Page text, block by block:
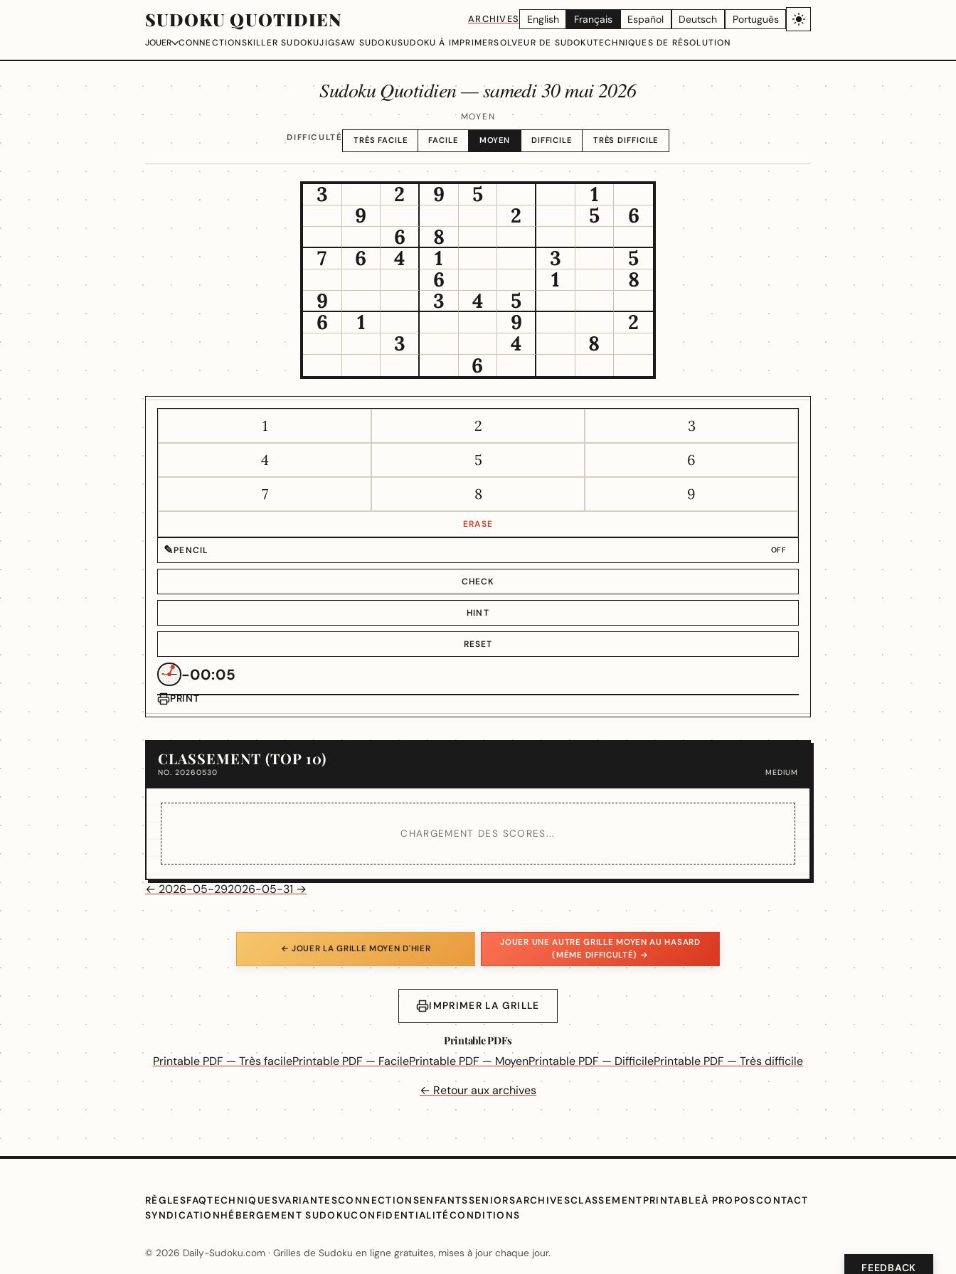
SUDOKU QUOTIDIEN ARCHIVES English Français Español Deutsch Português
JOUER CONNECTIONSKILLER SUDOKUJIGSAW SUDOKUSUDOKU À IMPRIMERSOLVEUR DE SUDOKUTECHNIQUES DE RÉSOLUTION
Sudoku Quotidien —samedi 30 mai 2026
MOYEN
DIFFICULTÉ TRÈS FACILE FACILE MOYEN DIFFICILE TRÈS DIFFICILE
3 2 9 5
1
9
2 5
6
6
8
7
6 4 1 3
5
6
1
8
9
3 4
5
6
1 9
2
3
4
8
6
1 2
3
4
5
6
7
8 9
ERASE
✎PENCIL OFF
CHECK
HINT
RESET
-00:05
PRINT
CLASSEMENT (TOP 10)
NO. 20260530 MEDIUM
CHARGEMENT DES SCORES...
← 2026-05-292026-05-31 →
← JOUER LA GRILLE MOYEN D'HIER
JOUER UNE AUTRE GRILLE MOYEN AU HASARD
(MÊME DIFFICULTÉ) →
IMPRIMER LA GRILLE
Printable PDFs
Printable PDF — Très facilePrintable PDF — FacilePrintable PDF — MoyenPrintable PDF — DifficilePrintable PDF — Très difficile
← Retour aux archives
RÈGLESFAQTECHNIQUESVARIANTESCONNECTIONSENFANTSSENIORSARCHIVESCLASSEMENTPRINTABLEÀ PROPOSCONTACT
SYNDICATIONHÉBERGEMENT SUDOKUCONFIDENTIALITÉCONDITIONS
© 2026 Daily-Sudoku.com · Grilles de Sudoku en ligne gratuites, mises à jour chaque jour.
FEEDBACK